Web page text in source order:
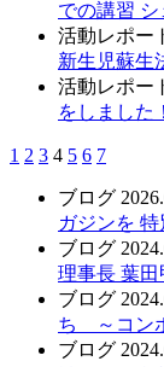
での講習 シ
活動レポー
新生児蘇生
活動レポー
をしました
1 2 3 4 5 6 7
ブログ
ガジンを 特
ブログ
理事長 葉
ブログ
ち ～コン
ブログ